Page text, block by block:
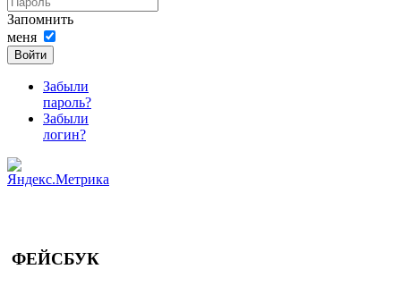
Запомнить
меня
Войти
Забыли
пароль?
Забыли
логин?
ФЕЙСБУК